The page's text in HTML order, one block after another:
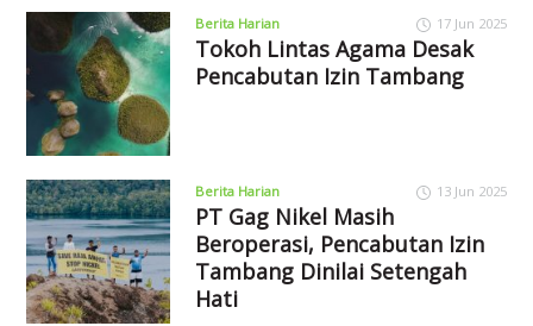
Berita Harian 17 Jun 2025
Tokoh Lintas Agama Desak
Pencabutan Izin Tambang
Berita Harian 13 Jun 2025
PT Gag Nikel Masih
Beroperasi, Pencabutan Izin
Tambang Dinilai Setengah
Hati